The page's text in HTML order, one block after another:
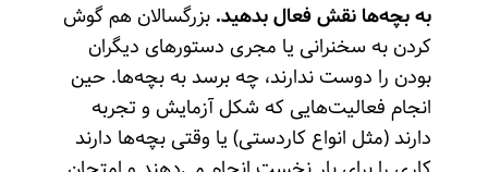
به بچه‌ها نقش فعال بدهید. بزرگسالان هم گوش
کردن به سخنرانی یا مجری دستورهای دیگران
بودن را دوست ندارند، چه برسد به بچه‌ها. حین
انجام فعالیت‌هایی که شکل آزمایش و تجربه
دارند (مثل انواع کاردستی) یا وقتی بچه‌ها دارند